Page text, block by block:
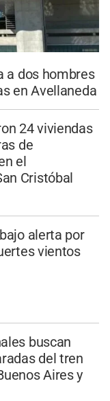
a dos hombres
en Avellaneda
24 viviendas
de
el
Cristóbal
alerta por
vientos
buscan
del tren
Aires y